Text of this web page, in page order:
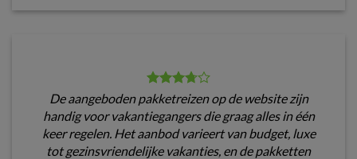
De aangeboden pakketreizen op de website zijn
handig voor vakantiegangers die graag alles in één
keer regelen. Het aanbod varieert van budget, luxe
tot gezinsvriendelijke vakanties, en de pakketten